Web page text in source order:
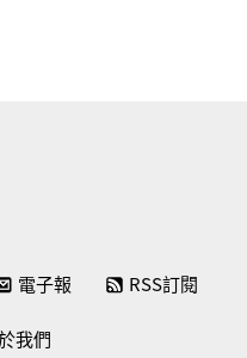
電子報 RSS訂閱
我們